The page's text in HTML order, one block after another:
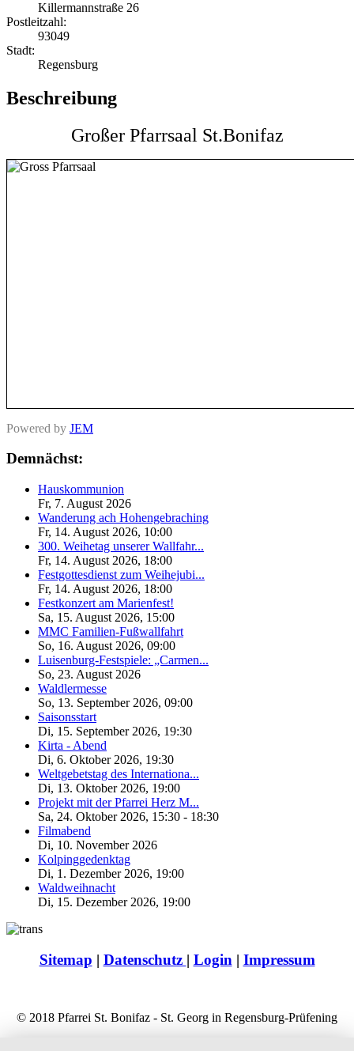
Killermannstraße 26
Postleitzahl:
93049
Stadt:
Regensburg
Beschreibung
Großer Pfarrsaal St.Bonifaz
Powered by JEM
Demnächst:
Hauskommunion
Fr, 7. August 2026
Wanderung ach Hohengebraching
Fr, 14. August 2026, 10:00
300. Weihetag unserer Wallfahr...
Fr, 14. August 2026, 18:00
Festgottesdienst zum Weihejubi...
Fr, 14. August 2026, 18:00
Festkonzert am Marienfest!
Sa, 15. August 2026, 15:00
MMC Familien-Fußwallfahrt
So, 16. August 2026, 09:00
Luisenburg-Festspiele: „Carmen...
So, 23. August 2026
Waldlermesse
So, 13. September 2026, 09:00
Saisonsstart
Di, 15. September 2026, 19:30
Kirta - Abend
Di, 6. Oktober 2026, 19:30
Weltgebetstag des Internationa...
Di, 13. Oktober 2026, 19:00
Projekt mit der Pfarrei Herz M...
Sa, 24. Oktober 2026, 15:30 - 18:30
Filmabend
Di, 10. November 2026
Kolpinggedenktag
Di, 1. Dezember 2026, 19:00
Waldweihnacht
Di, 15. Dezember 2026, 19:00
Sitemap | Datenschutz | Login | Impressum
© 2018 Pfarrei St. Bonifaz - St. Georg in Regensburg-Prüfening